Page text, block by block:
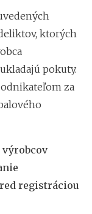
ktorých
pokuty.
za
registráciou